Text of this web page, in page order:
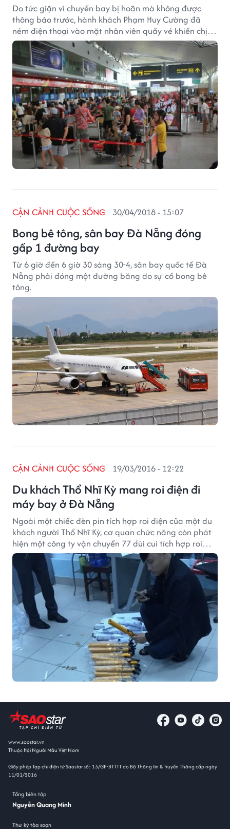
Do tức giận vì chuyến bay bị hoãn mà không được
thông báo trước, hành khách Phạm Huy Cường đã
ném điện thoại vào mặt nhân viên quầy vé khiến chị
này bị rách mí mắt. Mới đây, Cảng vụ hàng không
miền Trung ra quyết định xử phạt 7,5 triệu đồng đối
với hành khách Huy Cường.
Bong bê tông, sân bay Đà Nẵng đóng
gấp 1 đường bay
CẬN CẢNH CUỘC SỐNG 30/04/2018 - 15:07
Từ 6 giờ đến 6 giờ 30 sáng 30-4, sân bay quốc tế Đà
Nẵng phải đóng một đường băng do sự cố bong bê
tông.
Du khách Thổ Nhĩ Kỳ mang roi điện đi
máy bay ở Đà Nẵng
CẬN CẢNH CUỘC SỐNG 19/03/2016 - 12:22
Ngoài một chiếc đèn pin tích hợp roi điện của một du
khách người Thổ Nhĩ Kỳ, cơ quan chức năng còn phát
hiện một công ty vận chuyển 77 dùi cui tích hợp roi
điện.
www.saostar.vn
Thuộc Hội Người Mẫu Việt Nam
Giấy phép Tạp chí điện tử Saostar số: 13/GP-BTTTT do Bộ Thông tin & Truyền Thông cấp ngày
11/01/2016
Tổng biên tập
Nguyễn Quang Minh
Thư ký tòa soạn